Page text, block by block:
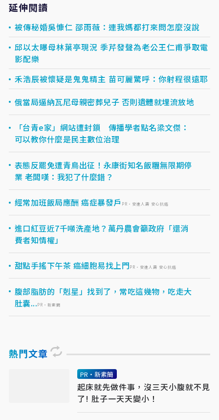
延伸閱讀
被傳秘婚吳慷仁 邵雨薇：連我媽都打來問怎麼沒說
邱以太曝母林葉亭現況 季芹發聲為老公王仁甫爭取電
影配樂
禾浩辰被懷疑是鬼鬼精主 苗可麗驚呼：你射程很遠耶
俄當局逼納瓦尼母親密葬兒子 否則遺體就埋流放地
「台青e家」網站遭封鎖 傳播學者點名梁文傑：
可以教你什麼是民主數位治理
表態反罷免遭青鳥出征！永康街知名飯糰無限期停
業 老闆嘆：我犯了什麼錯？
經常加班飯局應酬 癌症暴發戶 PR・安達人壽 安心抗癌
進口紅豆近7千噸洗產地？萬丹農會籲政府「還消
費者知情權」
甜點手搖下午茶 癌細胞易找上門 PR・安達人壽 安心抗癌
腹部脂肪的「剋星」找到了，常吃這幾物，吃走大
肚囊...PR・新素簡
熱門文章
PR・新素簡
起床就先做件事，沒三天小腹就不見
了! 肚子一天天變小！